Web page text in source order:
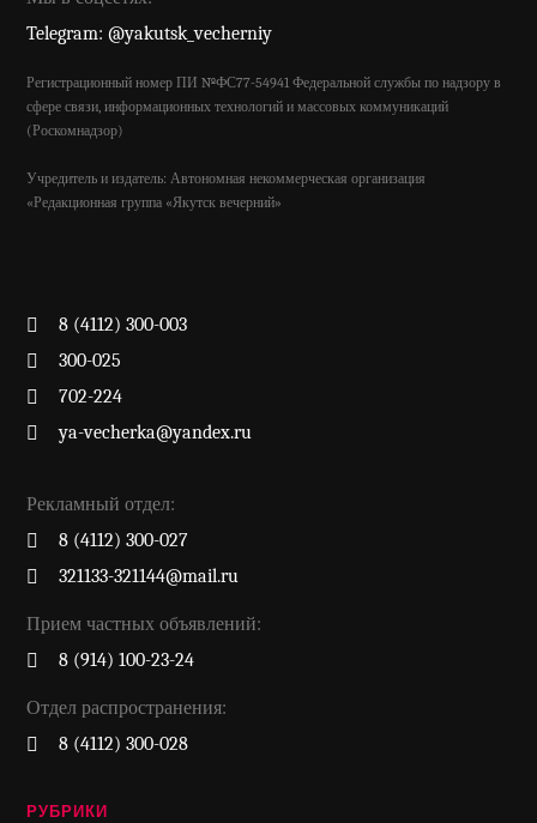
Telegram: @yakutsk_vecherniy
Регистрационный номер ПИ №ФС77-54941 Федеральной службы по надзору в
сфере связи, информационных технологий и массовых коммуникаций
(Роскомнадзор)
Учредитель и издатель: Автономная некоммерческая организация
«Редакционная группа «Якутск вечерний»
8 (4112) 300-003
300-025
702-224
ya-vecherka@yandex.ru
Рекламный отдел:
8 (4112) 300-027
321133-321144@mail.ru
Прием частных объявлений:
8 (914) 100-23-24
Отдел распространения:
8 (4112) 300-028
РУБРИКИ